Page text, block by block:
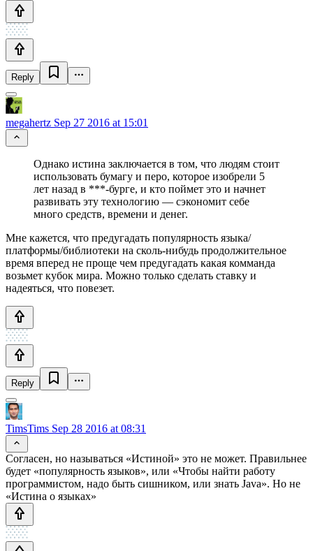
Reply
megahertz Sep 27 2016 at 15:01
Однако истина заключается в том, что людям стоит
использовать бумагу и перо, которое изобрели 5
лет назад в ***-бурге, и кто поймет это и начнет
развивать эту технологию — сэкономит себе
много средств, времени и денег.
Мне кажется, что предугадать популярность языка/
платформы/библиотеки на сколь-нибудь продолжительное
время вперед не проще чем предугадать какая комманда
возьмет кубок мира. Можно только сделать ставку и
надеяться, что повезет.
Reply
TimsTims Sep 28 2016 at 08:31
Согласен, но называться «Истиной» это не может. Правильнее
будет «популярность языков», или «Чтобы найти работу
программистом, надо быть сишником, или знать Java». Но не
«Истина о языках»